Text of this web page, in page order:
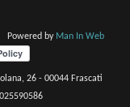
by Man In Web
26 - 00044 Frascati